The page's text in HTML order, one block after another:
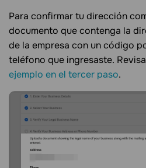
Para confirmar tu dirección
documento que contenga la
de la empresa con un código
teléfono que ingresaste.
ejemplo en el tercer paso.